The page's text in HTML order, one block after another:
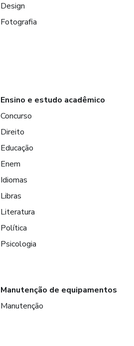
Design
Fotografia
Ensino e estudo acadêmico
Concurso
Direito
Educação
Enem
Idiomas
Libras
Literatura
Política
Psicologia
Manutenção de equipamentos
Manutenção